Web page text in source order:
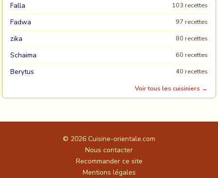
Falla 103 recettes
Fadwa 97 recettes
zika 80 recettes
Schaima 60 recettes
Berytus
40 recettes
Voir tous les cuisiniers →
© 2026 Cuisine-orientale.com
Nous contacter
Recommander ce site
Mentions légales